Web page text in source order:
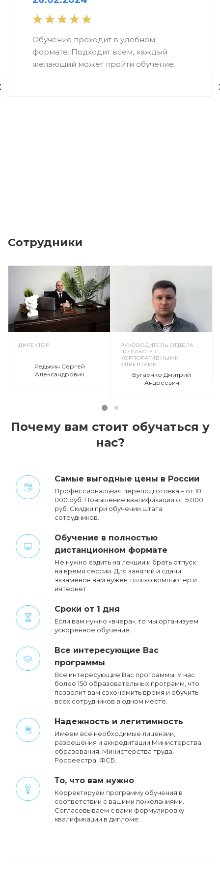
Обучение проходит в удобном
формате. Подходит всем, каждый
желающий может пройти обучение.
Сотрудники
ДИРЕКТОР
Редькин Сергей
Александрович
РУКОВОДИТЕЛЬ ОТДЕЛА
ПО РАБОТЕ С
КОРПОРАТИВНЫМИ
КЛИЕНТАМИ
Бугаенко Дмитрий
Андреевич
Почему вам стоит обучаться у
нас?
Cамые выгодные цены в России
Профессиональная переподготовка – от 10
000 руб. Повышение квалификации от 5 000
руб. Cкидки при обучении штата
сотрудников.
Обучение в полностью
дистанционном формате
Не нужно ездить на лекции и брать отпуск
на время сессии. Для занятий и сдачи
экзаменов вам нужен только компьютер и
интернет.
Сроки от 1 дня
Если вам нужно «вчера», то мы организуем
ускоренное обучение.
Все интересующие Вас
программы
Все интересующие Вас программы. У нас
более 150 образовательных программ, что
позволит вам сэкономить время и обучить
всех сотрудников в одном месте.
Надежность и легитимность
Имеем все необходимые лицензии,
разрешения и аккредитации Министерства
образования, Министерства труда,
Росреестра, ФСБ.
То, что вам нужно
Корректируем программу обучения в
соответствии с вашими пожеланиями.
Cогласовываем с вами формулировку
квалификации в дипломе.